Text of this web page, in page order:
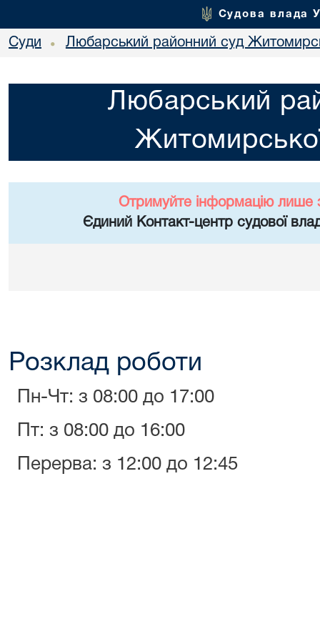
Судова влада
Суди • Любарський районний суд
Любарський
Отримуйте інформацію лише
Єдиний Контакт-центр судової
Розклад роботи
Пн-Чт: з 08:00 до 17:00
Пт: з 08:00 до 16:00
Перерва: з 12:00 до 12:45